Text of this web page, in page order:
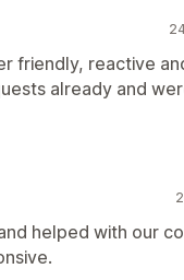
friendly, reactive
already and
helped with our